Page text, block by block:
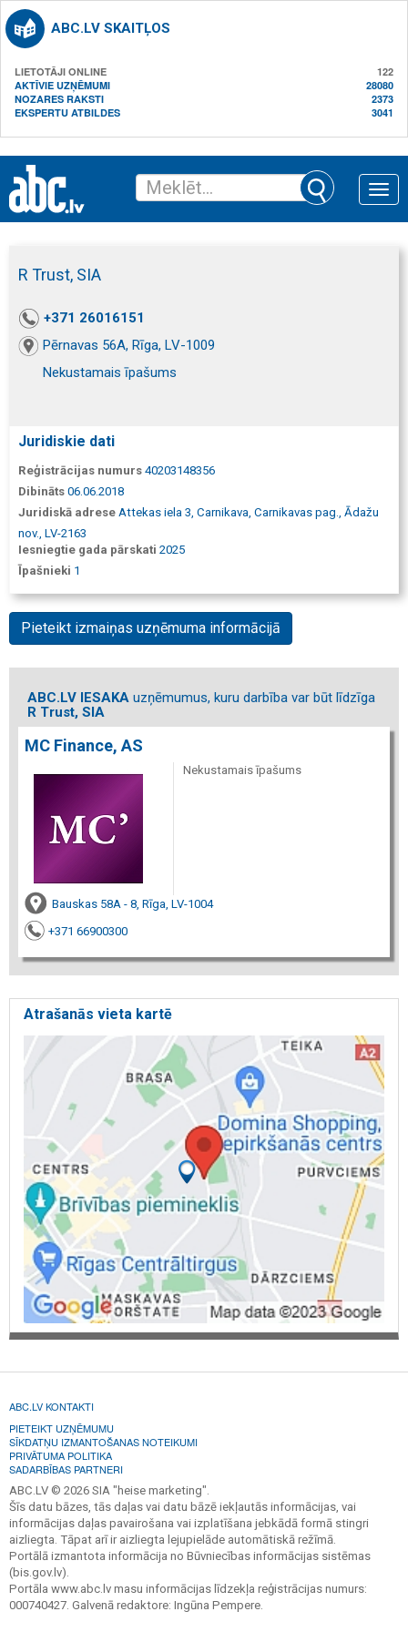
ABC.LV SKAITĻOS
LIETOTĀJI ONLINE
122
AKTĪVIE UZŅĒMUMI
28080
NOZARES RAKSTI
2373
EKSPERTU ATBILDES
3041
Toggle
R Trust, SIA
+371 26016151
Pērnavas 56A, Rīga, LV-1009
Nekustamais īpašums
Juridiskie dati
Reģistrācijas numurs 40203148356
Dibināts 06.06.2018
Juridiskā adrese Attekas iela 3, Carnikava, Carnikavas pag., Ādažu
nov., LV-2163
Iesniegtie gada pārskati 2025
Īpašnieki 1
Pieteikt izmaiņas uzņēmuma informācijā
ABC.LV IESAKA uzņēmumus, kuru darbība var būt līdzīga
R Trust, SIA
MC Finance, AS
Nekustamais īpašums
Bauskas 58A - 8, Rīga, LV-1004
+371 66900300
Atrašanās vieta kartē
ABC.LV KONTAKTI
PIETEIKT UZŅĒMUMU
SĪKDATŅU IZMANTOŠANAS NOTEIKUMI
PRIVĀTUMA POLITIKA
SADARBĪBAS PARTNERI
ABC.LV © 2026 SIA "heise marketing".
Šīs datu bāzes, tās daļas vai datu bāzē iekļautās informācijas, vai
informācijas daļas pavairošana vai izplatīšana jebkādā formā stingri
aizliegta. Tāpat arī ir aizliegta lejupielāde automātiskā režīmā.
Portālā izmantota informācija no Būvniecības informācijas sistēmas
(bis.gov.lv).
Portāla www.abc.lv masu informācijas līdzekļa reģistrācijas numurs:
000740427. Galvenā redaktore: Ingūna Pempere.